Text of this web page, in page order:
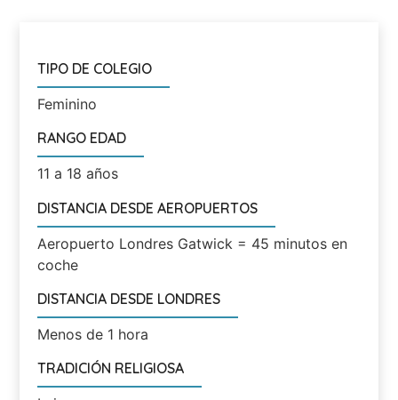
TIPO DE COLEGIO
Feminino
RANGO EDAD
11 a 18 años
DISTANCIA DESDE AEROPUERTOS
Aeropuerto Londres Gatwick = 45 minutos en
coche
DISTANCIA DESDE LONDRES
Menos de 1 hora
TRADICIÓN RELIGIOSA